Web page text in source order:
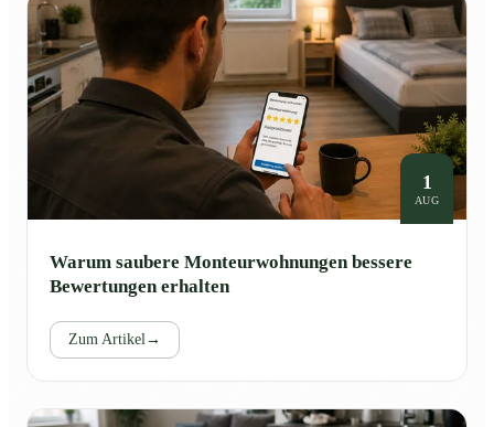
1
AUG
Warum saubere Monteurwohnungen bessere
Bewertungen erhalten
Zum Artikel→